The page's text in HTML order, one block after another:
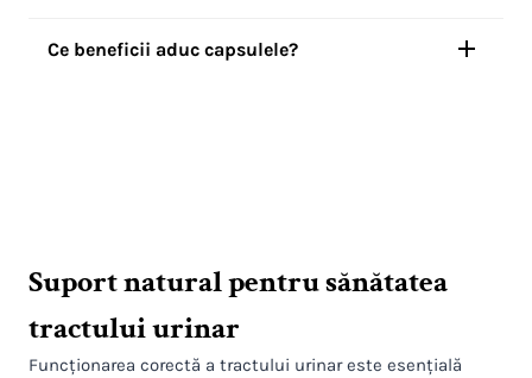
Ce beneficii aduc capsulele?
Suport natural pentru sănătatea
tractului urinar
Funcționarea corectă a tractului urinar este esențială